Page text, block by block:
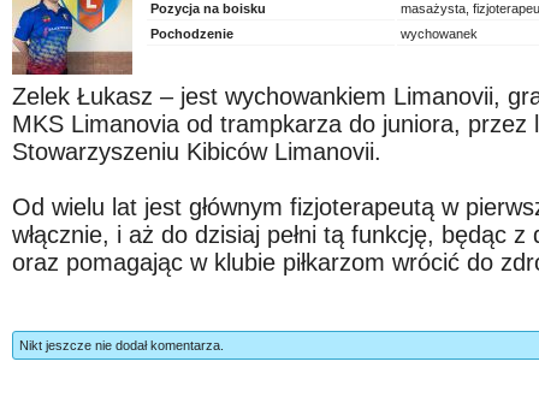
Pozycja na boisku
masażysta,
Pochodzenie
wychowanek
Zelek Łukasz – jest wychowankiem Limanovii,
MKS Limanovia od trampkarza do juniora, przez
Stowarzyszeniu Kibiców Limanovii.
Od wielu lat jest głównym fizjoterapeutą w
włącznie, i aż do dzisiaj pełni tą funkcję, będąc
oraz pomagając w klubie piłkarzom wrócić do
Nikt jeszcze nie dodał komentarza.